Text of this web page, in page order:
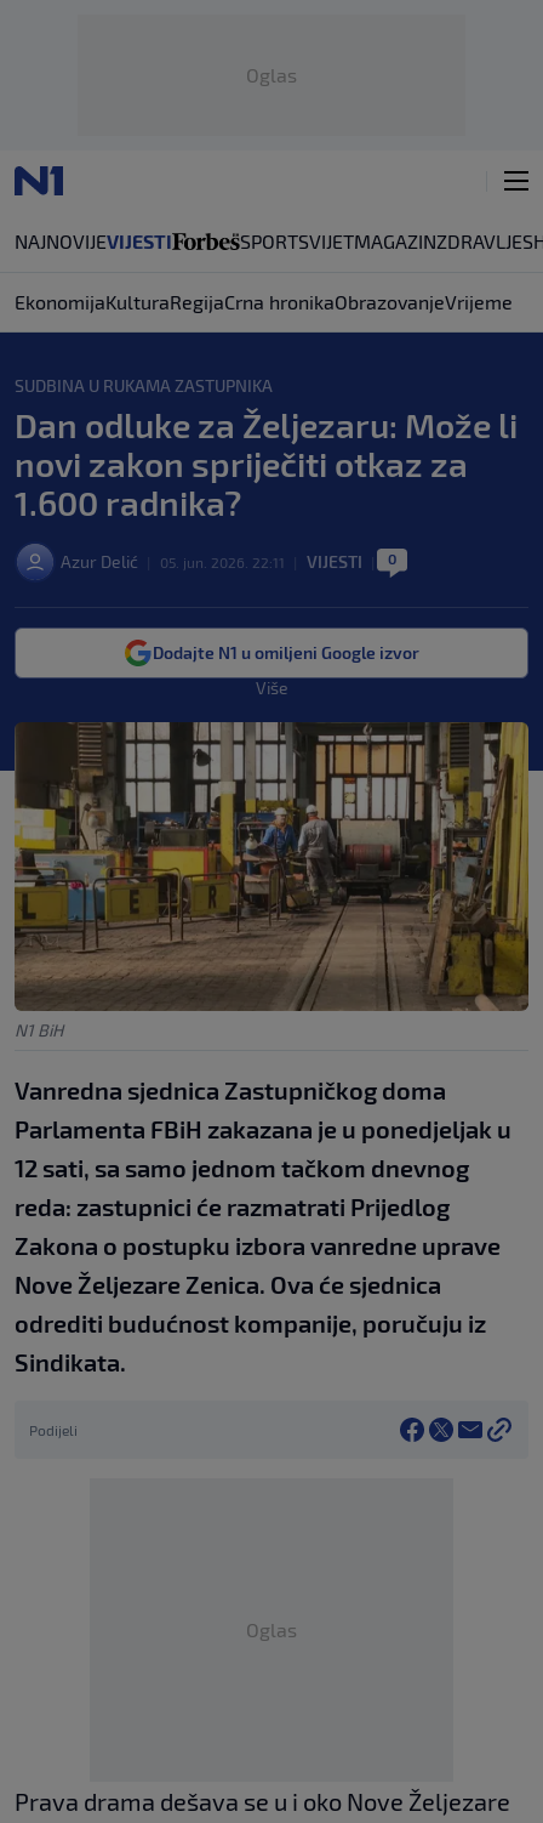
Oglas
NAJNOVIJEVIJESTI SPORTSVIJETMAGAZINZDRAVLJE
EkonomijaKulturaRegijaCrna hronikaObrazovanjeVrijeme
SUDBINA U RUKAMA ZASTUPNIKA
Dan odluke za Željezaru: Može li
novi zakon spriječiti otkaz za
1.600 radnika?
Azur Delić 05. jun. 2026. 22:11 VIJESTI 0
Dodajte N1 u omiljeni Google izvor
Više
N1 BiH
Vanredna sjednica Zastupničkog doma
Parlamenta FBiH zakazana je u ponedjeljak u
12 sati, sa samo jednom tačkom dnevnog
reda: zastupnici će razmatrati Prijedlog
Zakona o postupku izbora vanredne uprave
Nove Željezare Zenica. Ova će sjednica
odrediti budućnost kompanije, poručuju iz
Sindikata.
Podijeli
Oglas
Prava drama dešava se u i oko Nove Željezare